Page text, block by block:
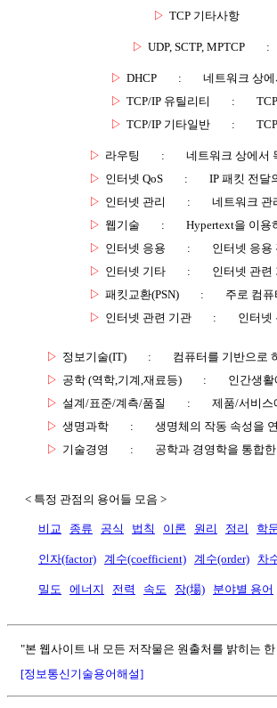
▷ TCP 기타사항
▷ UDP, SCTP, MPTCP :
▷ DHCP :
네트워크 상
▷ TCP/IP 유틸리티 :
▷ TCP/IP 기타일반 :
▷ 라우팅 :
네트워크 상에서
▷ 인터넷 QoS :
IP 패킷 전달
▷ 인터넷 관리 :
네트워크 관
▷ 웹기술 :
Hypertext을 이용
▷ 인터넷 응용 :
인터넷 응용
▷ 인터넷 기타 :
인터넷 관련
▷ 패킷교환(PSN) :
주로 컴
▷ 인터넷 관련 기관 : 인터넷
▷ 정보기술(IT) :
컴퓨터를 기반으로
▷ 공학 (역학,기계,재료등) :
인간생
▷ 설계/표준/계측/품질 :
제품/서비스
▷ 생명과학 :
생명체의 작동 속성을
▷ 기술경영 : 공학과 경영학을 통합한
< 특정 관점의 용어들 모음 >
비교 종류 공식 법칙 이론 원리 정리 학
인자(factor) 계수(coefficient) 계수(order) 차
밀도 에너지 전력 속도 장(場) 분야별 용어
"본 웹사이트 내 모든 저작물은 원출처를 밝히는
[정보통신기술용어해설]